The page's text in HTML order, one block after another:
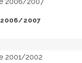
2006/2007